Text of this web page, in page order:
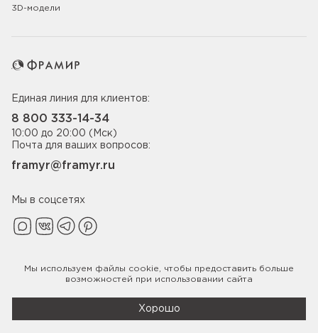
3D-модели
Единая линия для клиентов:
8 800 333-14-34
10:00 до 20:00 (Мск)
Почта для ваших вопросов:
framyr@framyr.ru
Мы в соцсетях
Политика конфиденциальности
Мы используем файлы cookie , чтобы предоставить больше
возможностей при использовании сайта
Хорошо